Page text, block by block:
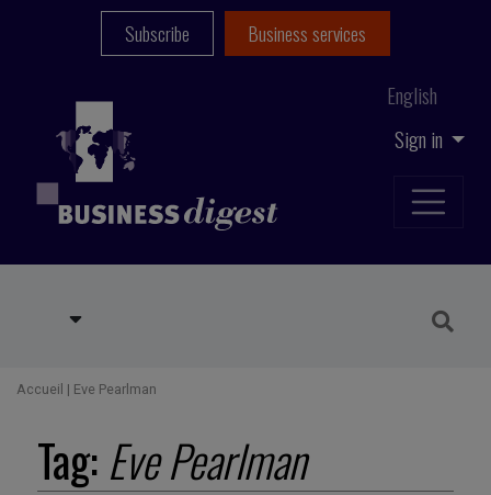
Sign in
English
Subscribe Business services
Accueil | Eve Pearlman
Tag: Eve Pearlman